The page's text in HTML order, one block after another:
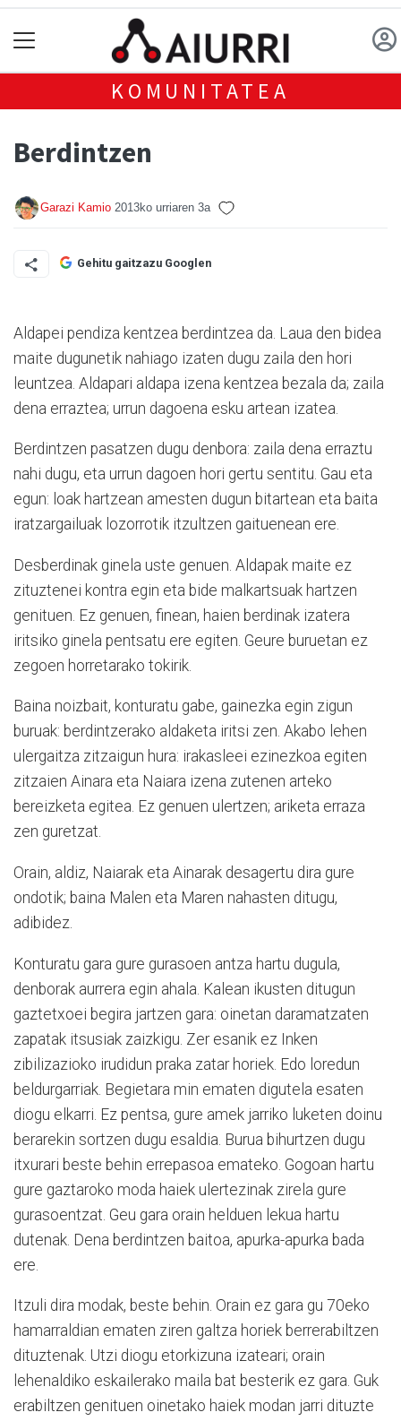
KOMUNITATEA
Berdintzen
Garazi Kamio 2013ko urriaren 3a
Gehitu gaitzazu Googlen
Aldapei pendiza kentzea berdintzea da. Laua den bidea
maite dugunetik nahiago izaten dugu zaila den hori
leuntzea. Aldapari aldapa izena kentzea bezala da; zaila
dena erraztea; urrun dagoena esku artean izatea.
Berdintzen pasatzen dugu denbora: zaila dena erraztu
nahi dugu, eta urrun dagoen hori gertu sentitu. Gau eta
egun: loak hartzean amesten dugun bitartean eta baita
iratzargailuak lozorrotik itzultzen gaituenean ere.
Desberdinak ginela uste genuen. Aldapak maite ez
zituztenei kontra egin eta bide malkartsuak hartzen
genituen. Ez genuen, finean, haien berdinak izatera
iritsiko ginela pentsatu ere egiten. Geure buruetan ez
zegoen horretarako tokirik.
Baina noizbait, konturatu gabe, gainezka egin zigun
buruak: berdintzerako aldaketa iritsi zen. Akabo lehen
ulergaitza zitzaigun hura: irakasleei ezinezkoa egiten
zitzaien Ainara eta Naiara izena zutenen arteko
bereizketa egitea. Ez genuen ulertzen; ariketa erraza
zen guretzat.
Orain, aldiz, Naiarak eta Ainarak desagertu dira gure
ondotik; baina Malen eta Maren nahasten ditugu,
adibidez.
Konturatu gara gure gurasoen antza hartu dugula,
denborak aurrera egin ahala. Kalean ikusten ditugun
gaztetxoei begira jartzen gara: oinetan daramatzaten
zapatak itsusiak zaizkigu. Zer esanik ez Inken
zibilizazioko irudidun praka zatar horiek. Edo loredun
beldurgarriak. Begietara min ematen digutela esaten
diogu elkarri. Ez pentsa, gure amek jarriko luketen doinu
berarekin sortzen dugu esaldia. Burua bihurtzen dugu
itxurari beste behin errepasoa emateko. Gogoan hartu
gure gaztaroko moda haiek ulertezinak zirela gure
gurasoentzat. Geu gara orain helduen lekua hartu
dutenak. Dena berdintzen baitoa, apurka-apurka bada
ere.
Itzuli dira modak, beste behin. Orain ez gara gu 70eko
hamarraldian ematen ziren galtza horiek berrerabiltzen
dituztenak. Utzi diogu etorkizuna izateari; orain
lehenaldiko eskailerako maila bat besterik ez gara. Guk
erabiltzen genituen oinetako haiek modan jarri dituzte